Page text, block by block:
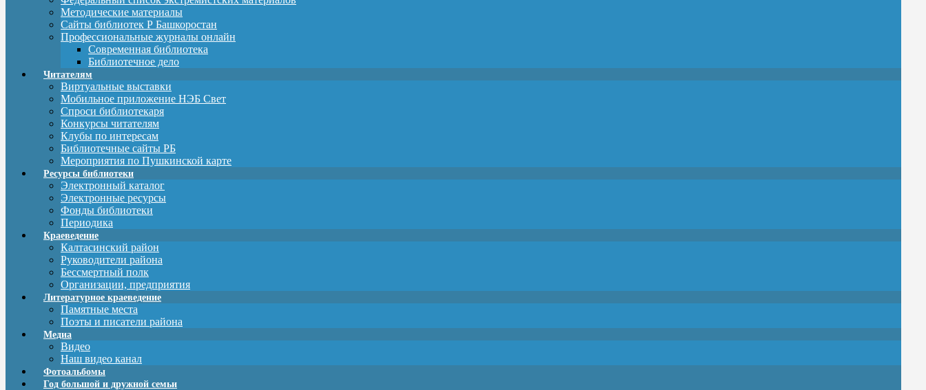
Методические материалы
Сайты библиотек Р Башкоростан
Профессиональные журналы онлайн
Современная библиотека
Библиотечное дело
Читателям
Виртуальные выставки
Мобильное приложение НЭБ Свет
Спроси библиотекаря
Конкурсы читателям
Клубы по интересам
Библиотечные сайты РБ
Мероприятия по Пушкинской карте
Ресурсы библиотеки
Электронный каталог
Электронные ресурсы
Фонды библиотеки
Периодика
Краеведение
Калтасинский район
Руководители района
Бессмертный полк
Организации, предприятия
Литературное краеведение
Памятные места
Поэты и писатели района
Медиа
Видео
Наш видео канал
Фотоальбомы
Год большой и дружной семьи